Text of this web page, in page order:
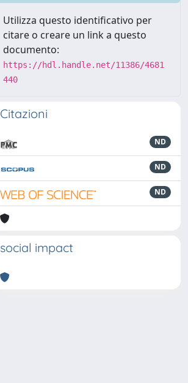
Utilizza questo identificativo per
citare o creare un link a questo
documento:
https://hdl.handle.net/11386/4681
440
Citazioni
ND
ND
ND
social impact